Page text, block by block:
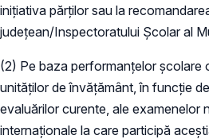
inițiativa părților sau la
județean/Inspectoratului Școlar al
(2) Pe baza performanțelor școlare
unităților de învățământ, în funcție
evaluărilor curente, ale examenelor
internaționale la care participă